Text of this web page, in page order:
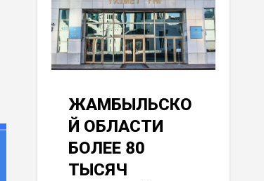
ЖАМБЫЛЬСКО
Й ОБЛАСТИ
БОЛЕЕ 80
ТЫСЯЧ